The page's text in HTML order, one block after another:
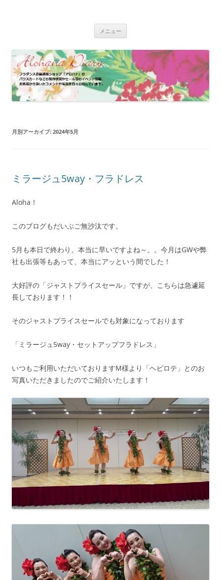
キ
ッ
プ
ラドレスの着用写真などをご紹介
メニュー
月別アーカイブ: 2024年5月
ミラージュ5way・フラドレス
Aloha！
このブログもだいぶご無沙汰です。
5月も本日で終わり。本当に早いですよね～。。今月はGWや弊
社も出張等もあって、本当にアッという間でした！
大好評の「ジャストプライスセール」ですが、こちらは急遽延
長しております！！
そのジャストプライスセールでも対象になっております
「ミラージュ5way・セットアップフラドレス」
いつもご利用いただいておりますM様より「ヘビロテ」とのお
写真いただきましたのでご紹介いたします！